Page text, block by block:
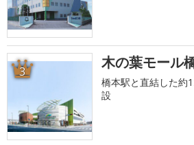
3 木の葉モール
橋本駅と直結した約
設